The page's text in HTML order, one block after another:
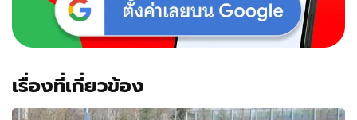
เรื่องที่เกี่ยวข้อง